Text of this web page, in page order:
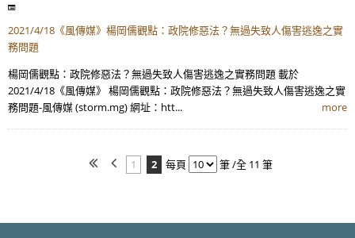
2021/4/18《風傳媒》楊岡儒觀點：政院修惡法？無過失致人傷害逃逸之實
務問題
楊岡儒觀點：政院修惡法？無過失致人傷害逃逸之實務問題 載於
2021/4/18《風傳媒》 楊岡儒觀點：政院修惡法？無過失致人傷害逃逸之實
務問題-風傳媒 (storm.mg) 網址：htt...
more
1 2 每頁 筆 /全 11 筆